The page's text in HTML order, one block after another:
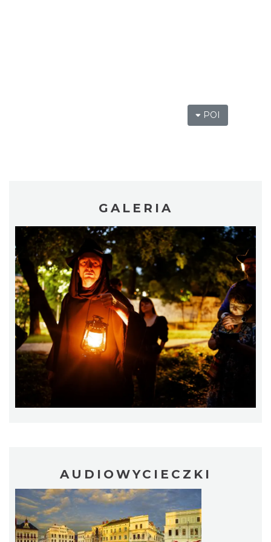
„Daniec kontra Kryszak”
Cieszyn
2026-11-08
0.25 km
POI
GALERIA
AUDIOWYCIECZKI